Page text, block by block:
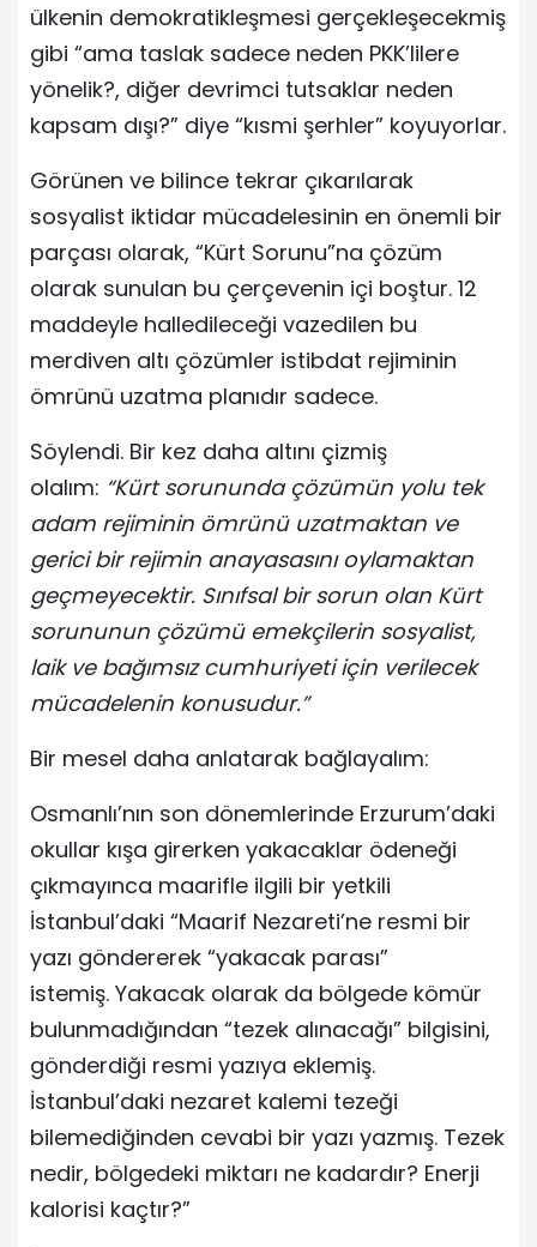
ülkenin demokratikleşmesi gerçekleşecekmiş
gibi “ama taslak sadece neden PKK’lilere
yönelik?, diğer devrimci tutsaklar neden
kapsam dışı?” diye “kısmi şerhler” koyuyorlar.
Görünen ve bilince tekrar çıkarılarak
sosyalist iktidar mücadelesinin en önemli bir
parçası olarak, “Kürt Sorunu”na çözüm
olarak sunulan bu çerçevenin içi boştur. 12
maddeyle halledileceği vazedilen bu
merdiven altı çözümler istibdat rejiminin
ömrünü uzatma planıdır sadece.
Söylendi. Bir kez daha altını çizmiş
olalım: “Kürt sorununda çözümün yolu tek
adam rejiminin ömrünü uzatmaktan ve
gerici bir rejimin anayasasını oylamaktan
geçmeyecektir. Sınıfsal bir sorun olan Kürt
sorununun çözümü emekçilerin sosyalist,
laik ve bağımsız cumhuriyeti için verilecek
mücadelenin konusudur.”
Bir mesel daha anlatarak bağlayalım:
Osmanlı’nın son dönemlerinde Erzurum’daki
okullar kışa girerken yakacaklar ödeneği
çıkmayınca maarifle ilgili bir yetkili
İstanbul’daki “Maarif Nezareti’ne resmi bir
yazı göndererek “yakacak parası”
istemiş. Yakacak olarak da bölgede kömür
bulunmadığından “tezek alınacağı” bilgisini,
gönderdiği resmi yazıya eklemiş.
İstanbul’daki nezaret kalemi tezeği
bilemediğinden cevabi bir yazı yazmış. Tezek
nedir, bölgedeki miktarı ne kadardır? Enerji
kalorisi kaçtır?”